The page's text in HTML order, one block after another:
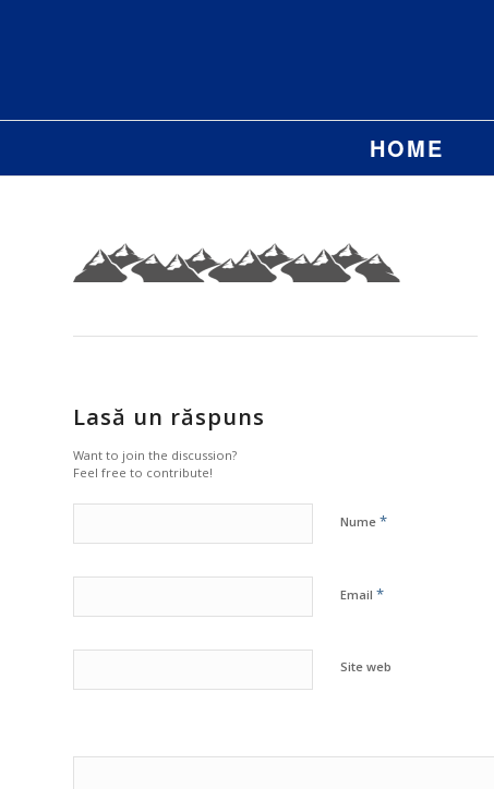
HOME
Lasă un răspuns
Want to join the discussion?
Feel free to contribute!
Nume *
Email *
Site web